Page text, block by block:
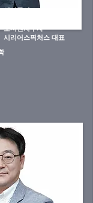
삼성물산
호서벤처투자
​시리어스픽처스 대표